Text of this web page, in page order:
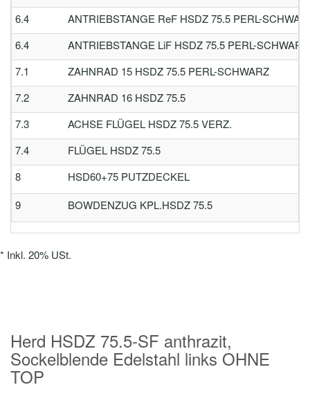
6.4
ANTRIEBSTANGE ReF HSDZ 75.5 PERL-
6.4
ANTRIEBSTANGE LiF HSDZ 75.5 PERL-SCHWARZ
7.1
ZAHNRAD 15 HSDZ 75.5 PERL-SCHWARZ
7.2
ZAHNRAD 16 HSDZ 75.5
7.3
ACHSE FLÜGEL HSDZ 75.5 VERZ.
7.4
FLÜGEL HSDZ 75.5
8
HSD60+75 PUTZDECKEL
9
BOWDENZUG KPL.HSDZ 75.5
* Inkl. 20% USt.
Herd HSDZ 75.5-SF anthrazit,
Sockelblende Edelstahl links OHNE
TOP